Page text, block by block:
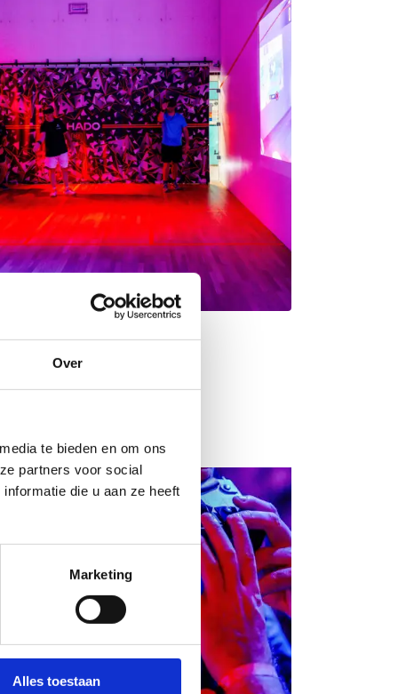
Over
te bieden en om ons
partners voor social
die u aan ze heeft
Marketing
Alles toestaan